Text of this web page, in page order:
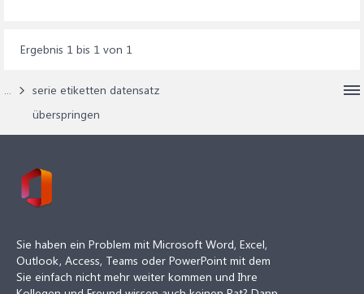
Ergebnis 1 bis 1 von 1
...
serie etiketten datensatz
überspringen
Sie haben ein Problem mit Microsoft Word, Excel,
Outlook, Access, Teams oder PowerPoint mit dem
Sie einfach nicht mehr weiter kommen und Ihre